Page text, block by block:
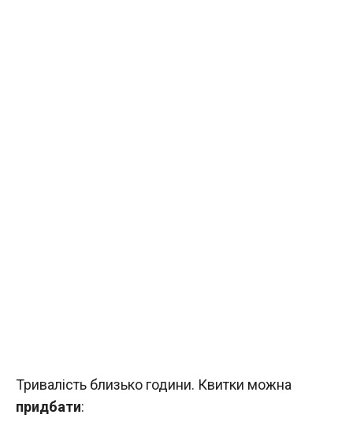
Тривалість близько години. Квитки можна
придбати: